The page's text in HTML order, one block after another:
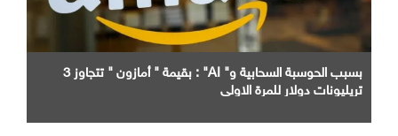
بسبب الحوسبة السحابية و" AI" : بقيمة " أمازون " تتجاوز 3
تريليونات دولار للمرة الاولى